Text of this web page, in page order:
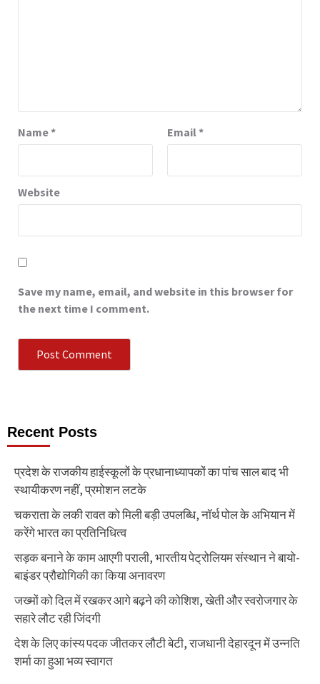
Name* Email *
Website
Save my name, email, and website in this browser for
the next time I comment.
Recent Posts
प्रदेश के राजकीय हाईस्कूलों के प्रधानाध्यापकों का पांच साल बाद भी
स्थायीकरण नहीं, प्रमोशन लटके
चकराता के लकी रावत को मिली बड़ी उपलब्धि, नॉर्थ पोल के अभियान में
करेंगे भारत का प्रतिनिधित्व
सड़क बनाने के काम आएगी पराली, भारतीय पेट्रोलियम संस्थान ने बायो-
बाइंडर प्रौद्योगिकी का किया अनावरण
जख्मों को दिल में रखकर आगे बढ़ने की कोशिश, खेती और स्वरोजगार के
सहारे लौट रही जिंदगी
देश के लिए कांस्य पदक जीतकर लौटी बेटी, राजधानी देहारदून में उन्नति
शर्मा का हुआ भव्य स्वागत